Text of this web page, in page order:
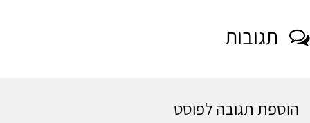
תגובות
הוספת תגובה לפוסט